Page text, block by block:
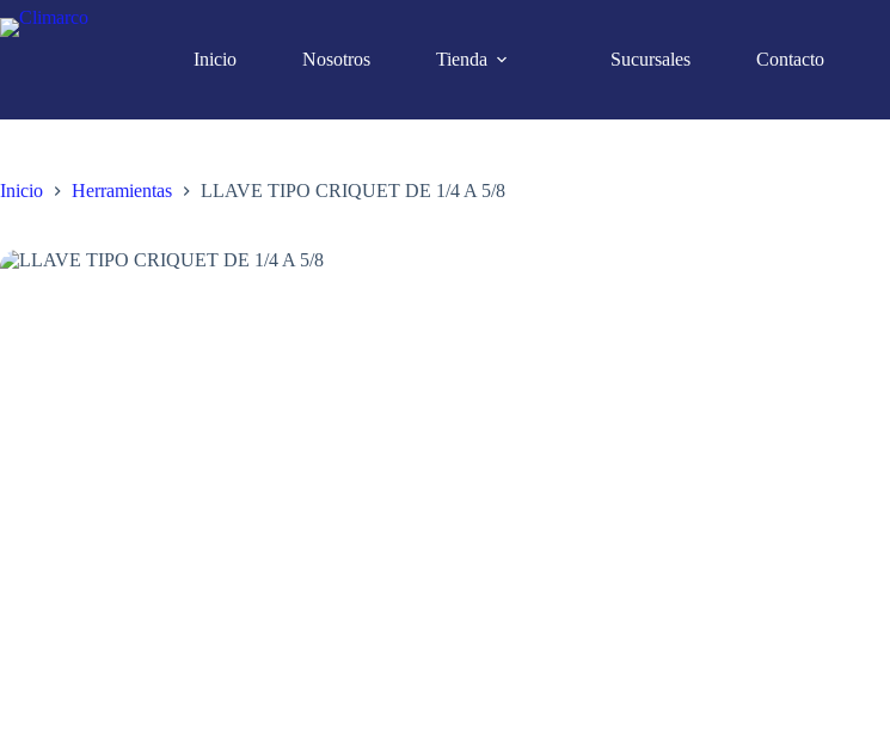
Saltar
al
Inicio Nosotros Tienda Sucursales Contacto
Inicio Herramientas LLAVE TIPO CRIQUET DE 1/4 A 5/8